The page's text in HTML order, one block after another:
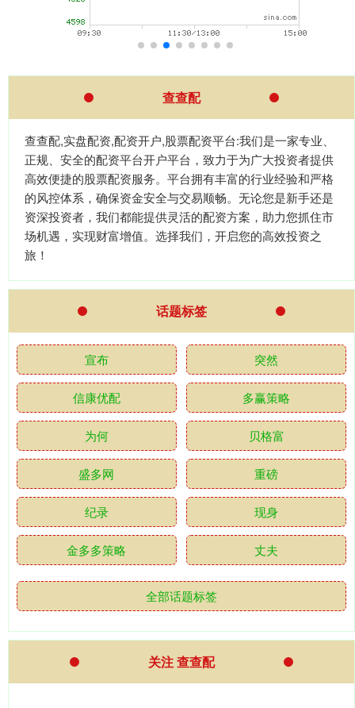
查查配
查查配,实盘配资,配资开户,股票配资平台:我们是一家专业、
正规、安全的配资平台开户平台，致力于为广大投资者提供
高效便捷的股票配资服务。平台拥有丰富的行业经验和严格
的风控体系，确保资金安全与交易顺畅。无论您是新手还是
资深投资者，我们都能提供灵活的配资方案，助力您抓住市
场机遇，实现财富增值。选择我们，开启您的高效投资之
旅！
话题标签
宣布 突然
信康优配 多赢策略
为何 贝格富
盛多网 重磅
纪录 现身
金多多策略 丈夫
全部话题标签
关注 查查配